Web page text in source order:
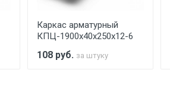
Каркас арматурный
КПЦ-1900х40х250х12-6
108 руб. за штуку